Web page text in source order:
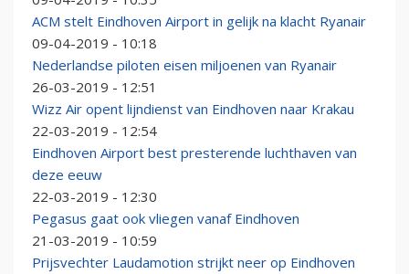
ACM stelt Eindhoven Airport in gelijk na klacht Ryanair
09-04-2019 - 10:18
Nederlandse piloten eisen miljoenen van Ryanair
26-03-2019 - 12:51
Wizz Air opent lijndienst van Eindhoven naar Krakau
22-03-2019 - 12:54
Eindhoven Airport best presterende luchthaven van
deze eeuw
22-03-2019 - 12:30
Pegasus gaat ook vliegen vanaf Eindhoven
21-03-2019 - 10:59
Prijsvechter Laudamotion strijkt neer op Eindhoven